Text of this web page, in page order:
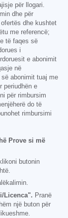
për llogari.
dhe për
dhe kushtet
me referencë;
të faqes së
i
e abonimit
në
abonimit tuaj me
periudhën e
për rimbursim
do të
rimbursimi
Prove si më
butonin
Licenca". Pranë
një buton për